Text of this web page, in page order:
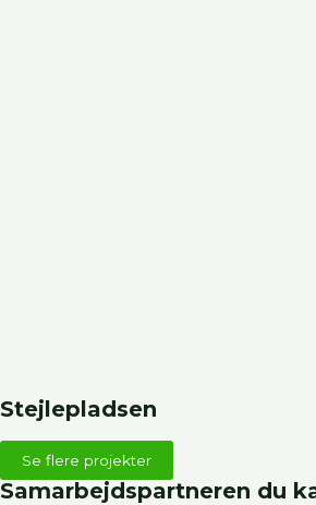
Stejlepladsen
Se flere projekter
Samarbejdspartneren du